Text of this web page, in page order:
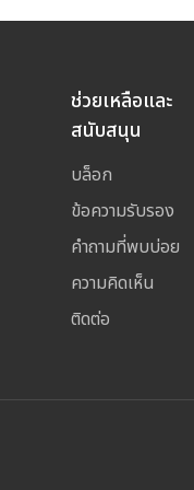
ช่วยเหลือและ
สนับสนุน
บล็อก
ข้อความรับรอง
คำถามที่พบบ่อย
ความคิดเห็น
ติดต่อ